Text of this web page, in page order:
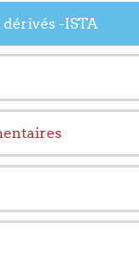
-ISTA